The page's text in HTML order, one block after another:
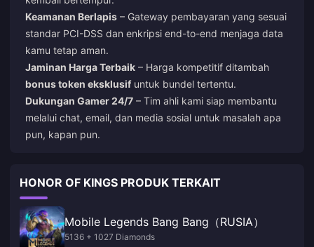
Keamanan Berlapis – Gateway pembayaran yang sesuai
standar PCI-DSS dan enkripsi end-to-end menjaga data
kamu tetap aman.
Jaminan Harga Terbaik – Harga kompetitif ditambah
bonus token eksklusif untuk bundel tertentu.
Dukungan Gamer 24/7 – Tim ahli kami siap membantu
melalui chat, email, dan media sosial untuk masalah apa
pun, kapan pun.
HONOR OF KINGS PRODUK TERKAIT
Mobile Legends Bang Bang（RUSIA）
5136 + 1027 Diamonds